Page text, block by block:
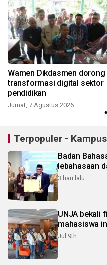
Wamen Dikdasmen dorong
transformasi digital sektor
pendidikan
Jumat, 7 Agustus 2026
Terpopuler - Kampus
Badan
lebahasaan
3 hari lalu
UNJA bekali
mahasiswa
Jul 9th